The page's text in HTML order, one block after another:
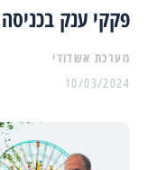
פקקי ענק
מערכת אשדודי
10/03/2024